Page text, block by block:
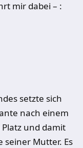
mir dabei – :
setzte sich
nach einem
und damit
seiner Mutter. Es